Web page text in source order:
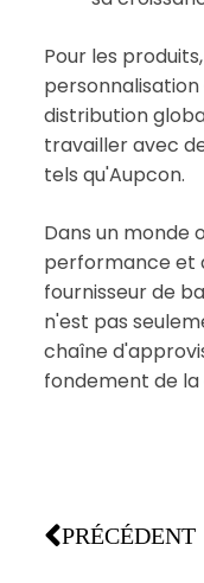
Pour les
personnalisation
distribution
travailler avec
tels qu'Aupcon.
Dans un monde
performance et
fournisseur de
n'est pas
chaîne
fondement de
PRÉCÉDENT